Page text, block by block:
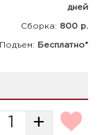
дней
Сборка: 800 р.
Подъем: Бесплатно*
+